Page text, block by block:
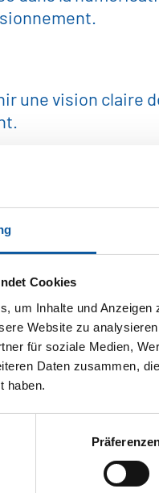
Cookies
um Inhalte und
Website zu
für soziale Medien,
Daten zusammen,
haben.
une vision claire
et produits
et